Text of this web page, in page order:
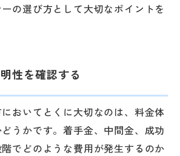
の選び方として大切なポイントを
性を確認する
おいてとくに大切なのは、料金体
うかです。着手金、中間金、成功
でどのような費用が発生するのか